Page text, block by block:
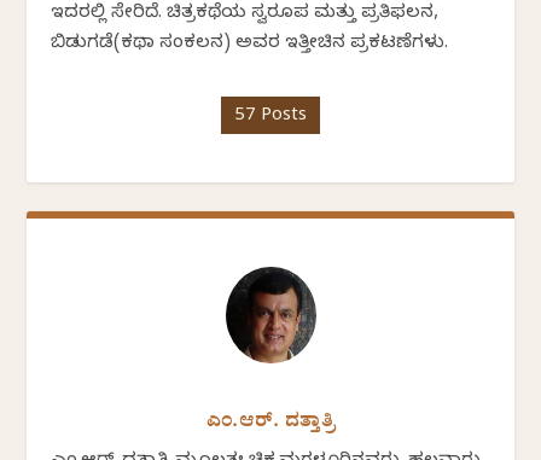
ಇದರಲ್ಲಿ ಸೇರಿದೆ. ಚಿತ್ರಕಥೆಯ ಸ್ವರೂಪ ಮತ್ತು ಪ್ರತಿಫಲನ,
ಬಿಡುಗಡೆ(ಕಥಾ ಸಂಕಲನ) ಅವರ ಇತ್ತೀಚಿನ ಪ್ರಕಟಣೆಗಳು.
57 Posts
ಎಂ.ಆರ್. ದತ್ತಾತ್ರಿ